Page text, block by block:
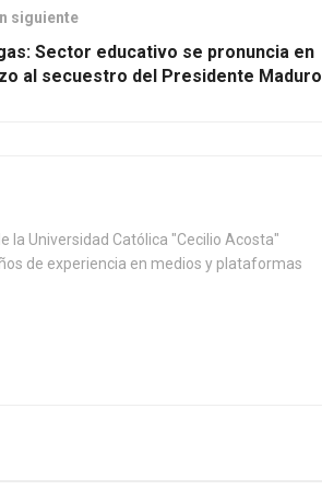
siguiente
Sector educativo se pronuncia en
al secuestro del Presidente Maduro
la Universidad Católica "Cecilio Acosta"
de experiencia en medios y plataformas